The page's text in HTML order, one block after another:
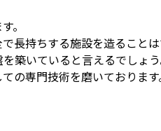
。
長持ちする施設を造ることは
築いていると言えるでしょう
の専門技術を磨いております